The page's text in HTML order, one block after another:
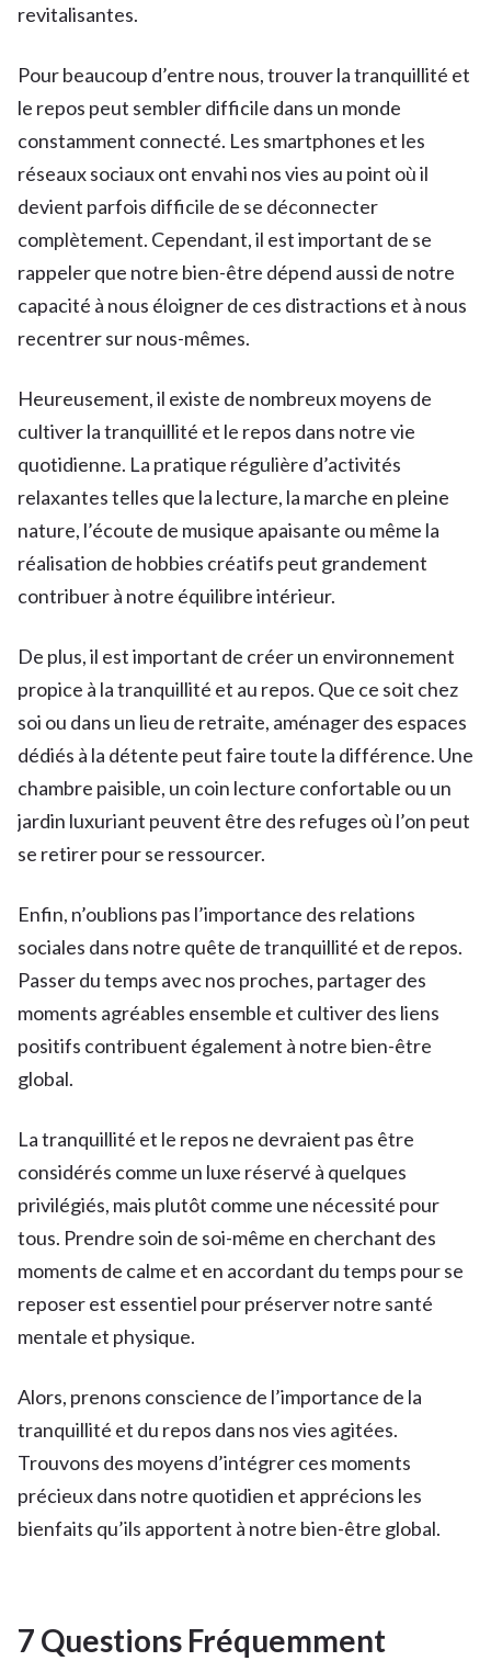
revitalisantes.
Pour beaucoup d’entre nous, trouver la tranquillité et
le repos peut sembler difficile dans un monde
constamment connecté. Les smartphones et les
réseaux sociaux ont envahi nos vies au point où il
devient parfois difficile de se déconnecter
complètement. Cependant, il est important de se
rappeler que notre bien-être dépend aussi de notre
capacité à nous éloigner de ces distractions et à nous
recentrer sur nous-mêmes.
Heureusement, il existe de nombreux moyens de
cultiver la tranquillité et le repos dans notre vie
quotidienne. La pratique régulière d’activités
relaxantes telles que la lecture, la marche en pleine
nature, l’écoute de musique apaisante ou même la
réalisation de hobbies créatifs peut grandement
contribuer à notre équilibre intérieur.
De plus, il est important de créer un environnement
propice à la tranquillité et au repos. Que ce soit chez
soi ou dans un lieu de retraite, aménager des espaces
dédiés à la détente peut faire toute la différence. Une
chambre paisible, un coin lecture confortable ou un
jardin luxuriant peuvent être des refuges où l’on peut
se retirer pour se ressourcer.
Enfin, n’oublions pas l’importance des relations
sociales dans notre quête de tranquillité et de repos.
Passer du temps avec nos proches, partager des
moments agréables ensemble et cultiver des liens
positifs contribuent également à notre bien-être
global.
La tranquillité et le repos ne devraient pas être
considérés comme un luxe réservé à quelques
privilégiés, mais plutôt comme une nécessité pour
tous. Prendre soin de soi-même en cherchant des
moments de calme et en accordant du temps pour se
reposer est essentiel pour préserver notre santé
mentale et physique.
Alors, prenons conscience de l’importance de la
tranquillité et du repos dans nos vies agitées.
Trouvons des moyens d’intégrer ces moments
précieux dans notre quotidien et apprécions les
bienfaits qu’ils apportent à notre bien-être global.
7 Questions Fréquemment